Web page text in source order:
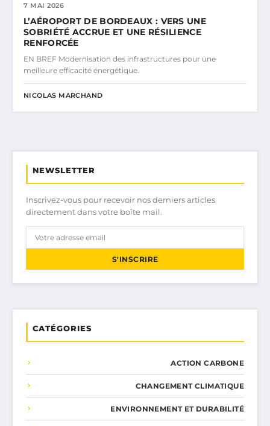
7 MAI 2026
L’AÉROPORT DE BORDEAUX : VERS UNE
SOBRIÉTÉ ACCRUE ET UNE RÉSILIENCE
RENFORCÉE
EN BREF Modernisation des infrastructures pour une
meilleure efficacité énergétique.
NICOLAS MARCHAND
NEWSLETTER
Inscrivez-vous pour recevoir nos derniers articles
directement dans votre boîte mail.
S'INSCRIRE
CATÉGORIES
ACTION CARBONE
CHANGEMENT CLIMATIQUE
ENVIRONNEMENT ET DURABILITÉ